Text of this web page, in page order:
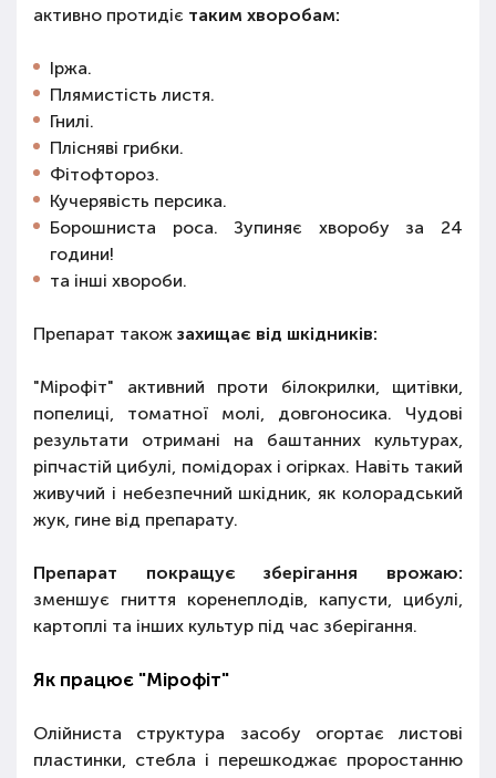
активно протидіє таким хворобам:
Іржа.
Плямистість листя.
Гнилі.
Плісняві грибки.
Фітофтороз.
Кучерявість персика.
Борошниста роса. Зупиняє хворобу за 24
години!
та інші хвороби.
Препарат також захищає від шкідників:
"Мірофіт" активний проти білокрилки, щитівки,
попелиці, томатної молі, довгоносика. Чудові
результати отримані на баштанних культурах,
ріпчастій цибулі, помідорах і огірках. Навіть такий
живучий і небезпечний шкідник, як колорадський
жук, гине від препарату.
Препарат покращує зберігання врожаю:
зменшує гниття коренеплодів, капусти, цибулі,
картоплі та інших культур під час зберігання.
Як працює "Мірофіт"
Олійниста структура засобу огортає листові
пластинки, стебла і перешкоджає проростанню